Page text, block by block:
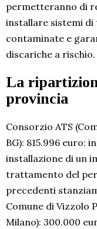
permetteranno di
installare sistemi
contaminate e
discariche a rischio.
La
provincia
Consorzio ATS
BG): 815.996 euro:
installazione di un
trattamento del
precedenti
Comune di Vizzolo
Milano): 300.000